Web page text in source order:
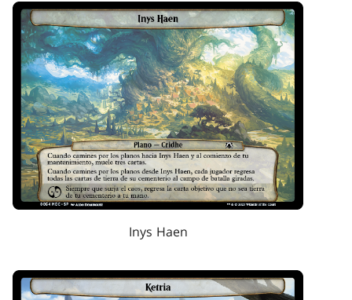
Inys Haen